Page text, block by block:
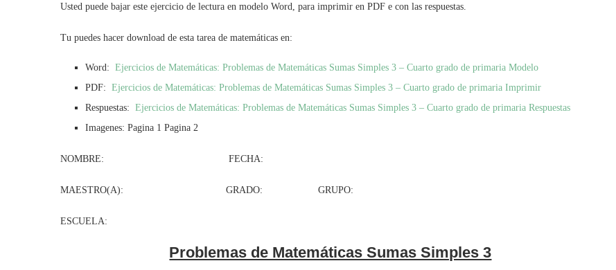
Usted puede bajar este ejercicio de lectura en modelo Word, para imprimir en PDF e con las respuestas.
Tu puedes hacer download de esta tarea de matemáticas en:
Word: Ejercicios de Matemáticas: Problemas de Matemáticas Sumas Simples 3 – Cuarto grado de primaria Modelo
PDF: Ejercicios de Matemáticas: Problemas de Matemáticas Sumas Simples 3 – Cuarto grado de primaria Imprimir
Respuestas: Ejercicios de Matemáticas: Problemas de Matemáticas Sumas Simples 3 – Cuarto grado de primaria Respuestas
Imagenes: Pagina 1 Pagina 2
NOMBRE: FECHA:
MAESTRO(A): GRADO: GRUPO:
ESCUELA:
Problemas de Matemáticas Sumas Simples 3